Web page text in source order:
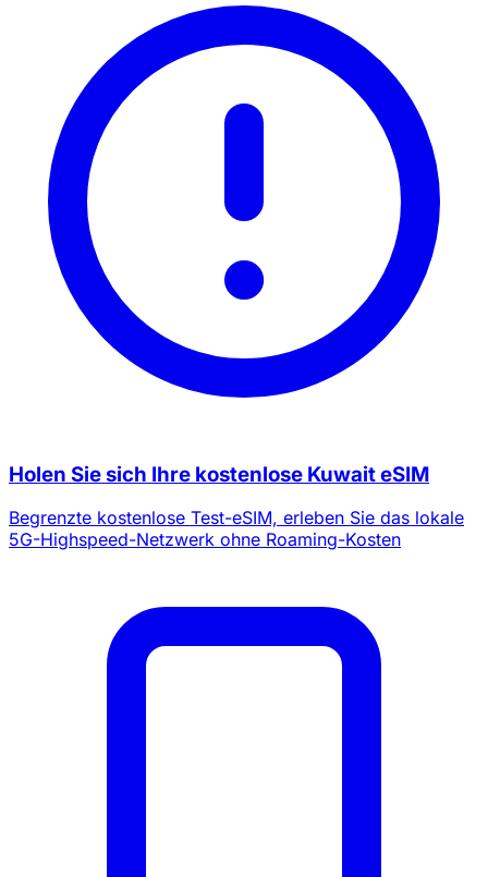
Holen Sie sich Ihre kostenlose Kuwait eSIM
Begrenzte kostenlose Test-eSIM, erleben Sie das lokale
5G-Highspeed-Netzwerk ohne Roaming-Kosten